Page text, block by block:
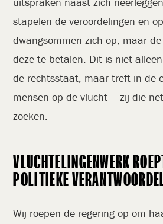
stapelen de veroordelingen en
dwangsommen zich op, maar
deze te betalen. Dit is niet
de rechtsstaat, maar treft in de
mensen op de vlucht – zij die
zoeken.
VLUCHTELINGENWERK
POLITIEKE
Wij roepen de regering op om